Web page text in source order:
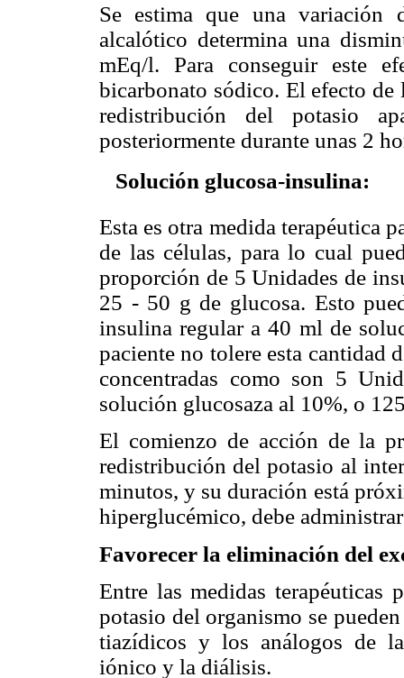
Se estima que una variación
alcalótico determina una
mEq/l. Para conseguir este
bicarbonato sódico. El efecto
redistribución del potasio
posteriormente durante unas 2
Solución glucosa-insulina:
Esta es otra medida terapéutica
de las células, para lo cual
proporción de 5 Unidades de
25 - 50 g de glucosa. Esto
insulina regular a 40 ml de
paciente no tolere esta cantidad
concentradas como son 5
solución glucosaza al 10%, o
El comienzo de acción de la
redistribución del potasio al
minutos, y su duración está
hiperglucémico, debe
Favorecer la eliminación del
Entre las medidas terapéuticas
potasio del organismo se
tiazídicos y los análogos de
iónico y la diálisis.